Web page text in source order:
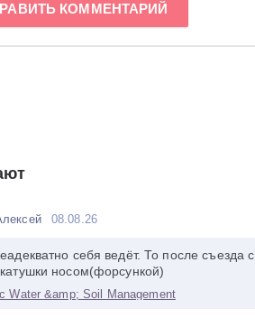
КОММЕНТАРИЙ
08.08.26
себя ведёт. То после съезда с
носом(форсункой)
Water &amp; Soil Management